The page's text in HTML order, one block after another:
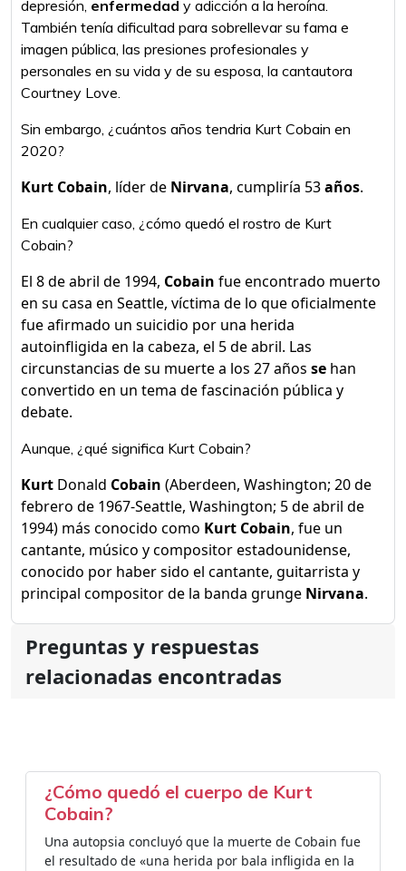
depresión, enfermedad y adicción a la heroína.
También tenía dificultad para sobrellevar su fama e
imagen pública, las presiones profesionales y
personales en su vida y de su esposa, la cantautora
Courtney Love.
Sin embargo, ¿cuántos años tendria Kurt Cobain en
2020?
Kurt Cobain, líder de Nirvana, cumpliría 53años.
En cualquier caso, ¿cómo quedó el rostro de Kurt
Cobain?
El 8 de abril de 1994, Cobain fue encontrado muerto
en su casa en Seattle, víctima de lo que oficialmente
fue afirmado un suicidio por una herida
autoinfligida en la cabeza, el 5 de abril. Las
circunstancias de su muerte a los 27 años se han
convertido en un tema de fascinación pública y
debate.
Aunque, ¿qué significa Kurt Cobain?
Kurt Donald Cobain (Aberdeen, Washington; 20 de
febrero de 1967-Seattle, Washington; 5 de abril de
1994) más conocido como Kurt Cobain, fue un
cantante, músico y compositor estadounidense,
conocido por haber sido el cantante, guitarrista y
principal compositor de la banda grunge Nirvana.
Preguntas y respuestas
relacionadas encontradas
¿Cómo quedó el cuerpo de Kurt
Cobain?
Una autopsia concluyó que la muerte de Cobain fue
el resultado de «una herida por bala infligida en la